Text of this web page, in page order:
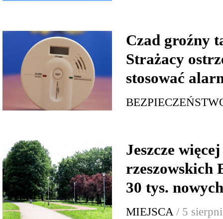
Czad groźny
Strażacy
stosować
Jeszcze
rzeszowskich
30 tys.
MIEJSCA / 5